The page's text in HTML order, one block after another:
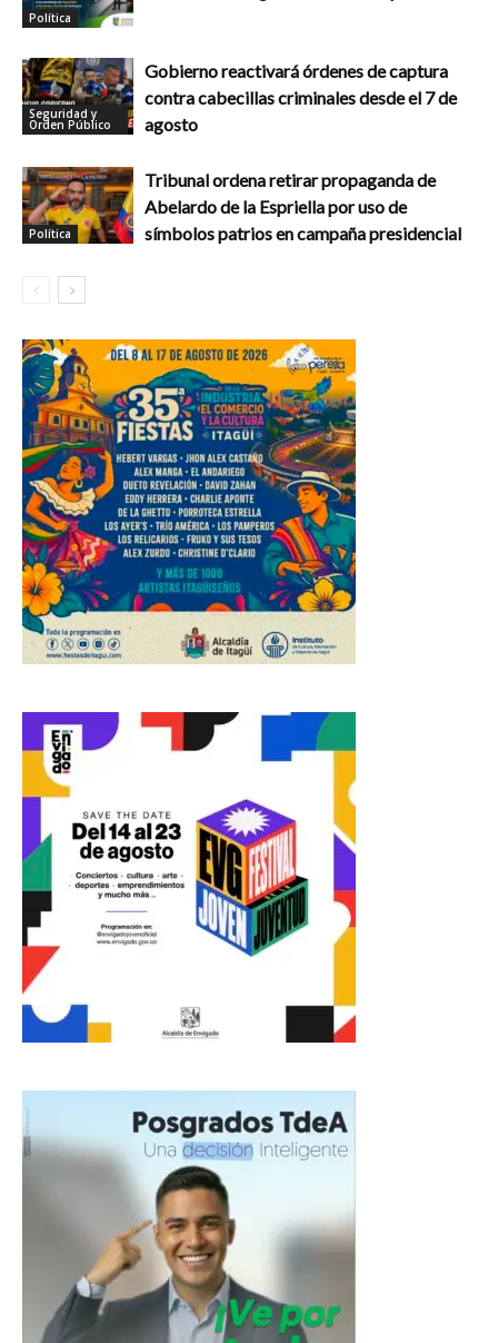
Política
Seguridad y
Orden Público
Gobierno reactivará órdenes de captura
contra cabecillas criminales desde el 7 de
agosto
Política
Tribunal ordena retirar propaganda de
Abelardo de la Espriella por uso de
símbolos patrios en campaña presidencial